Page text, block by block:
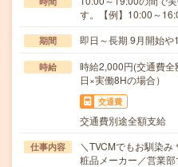
す。【例】10:00～
期間 即日～長期 9月開始や
時給
時給2,000円(交通費
日×実働8Hの場合）
交通費
交通費別途全額支給
仕事内容
＼TVCMでもお馴染
粧品メーカー／営業